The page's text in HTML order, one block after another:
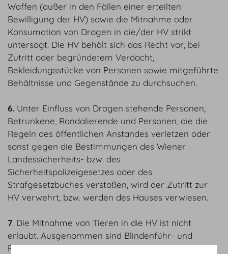
Waffen (außer in den Fällen einer erteilten
Bewilligung der HV) sowie die Mitnahme oder
Konsumation von Drogen in die/der HV strikt
untersagt. Die HV behält sich das Recht vor, bei
Zutritt oder begründetem Verdacht,
Bekleidungsstücke von Personen sowie mitgeführte
Behältnisse und Gegenstände zu durchsuchen.
6. Unter Einfluss von Drogen stehende Personen,
Betrunkene, Randalierende und Personen, die die
Regeln des öffentlichen Anstandes verletzen oder
sonst gegen die Bestimmungen des Wiener
Landessicherheits- bzw. des
Sicherheitspolizeigesetzes oder des
Strafgesetzbuches verstoßen, wird der Zutritt zur
HV verwehrt, bzw. werden des Hauses verwiesen.
7. Die Mitnahme von Tieren in die HV ist nicht
erlaubt. Ausgenommen sind Blindenführ- und
Partnerhunde für behinderte Menschen. Der Halter